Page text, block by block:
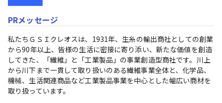
PRメッセージ
私たちＧＳＩクレオスは、1931年、生糸の輸出商社としての創業
から90年以上、皆様の生活に密接に寄り添い、新たな価値を創造
してきた、「繊維」と「工業製品」の事業創造型商社です。川上
から川下まで一貫して取り扱いのある繊維事業全体と、化学品、
機械、生活関連商品など工業製品事業を中心とした幅広い商材を
取り扱っています。